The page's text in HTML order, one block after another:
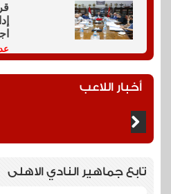
أخبار اللاعب
تابع جماهير النادي الاهلى